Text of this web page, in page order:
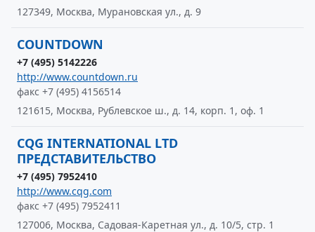
127349, Москва, Мурановская ул., д. 9
COUNTDOWN
+7 (495) 5142226
http://www.countdown.ru
факс +7 (495) 4156514
121615, Москва, Рублевское ш., д. 14, корп. 1, оф. 1
CQG INTERNATIONAL LTD
ПРЕДСТАВИТЕЛЬСТВО
+7 (495) 7952410
http://www.cqg.com
факс +7 (495) 7952411
127006, Москва, Садовая-Каретная ул., д. 10/5, стр. 1